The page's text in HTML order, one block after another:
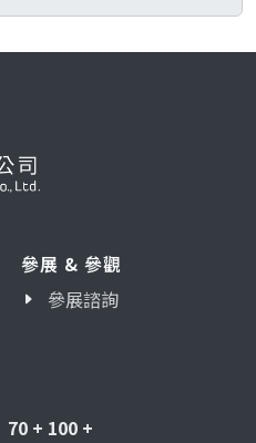
參展 & 參觀
參展諮詢
70 + 100 +